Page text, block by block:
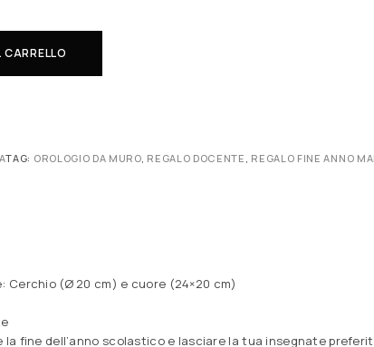
TAG: OROLOGIO DA MURO, REGALO DOCENTE , REGALO FINE ANNO
Cerchio (Ø 20 cm) e cuore (24×20 cm)
fine dell’anno scolastico e lasciare la tua insegnate